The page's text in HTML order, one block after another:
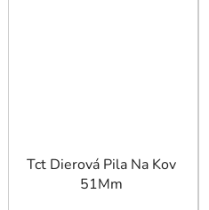
Tct Dierová Pila Na Kov
51Mm